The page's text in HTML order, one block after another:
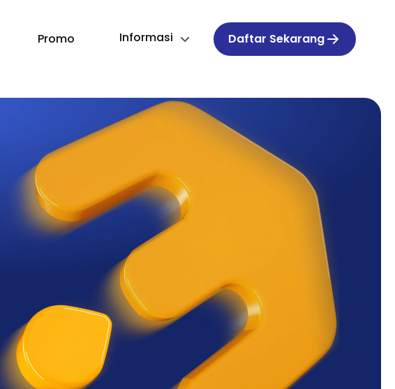
Promo Informasi Daftar Sekarang